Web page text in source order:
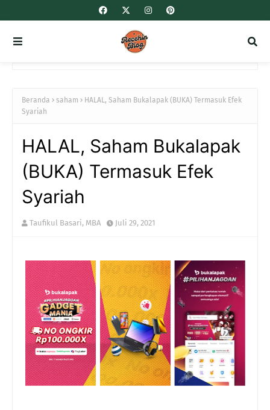
Beranda saham
HALAL, Saham Bukalapak (BUKA) Termasuk Efek
Syariah
HALAL, Saham Bukalapak
(BUKA) Termasuk Efek
Syariah
Taufikul Basari, MBA Juli 29, 2021